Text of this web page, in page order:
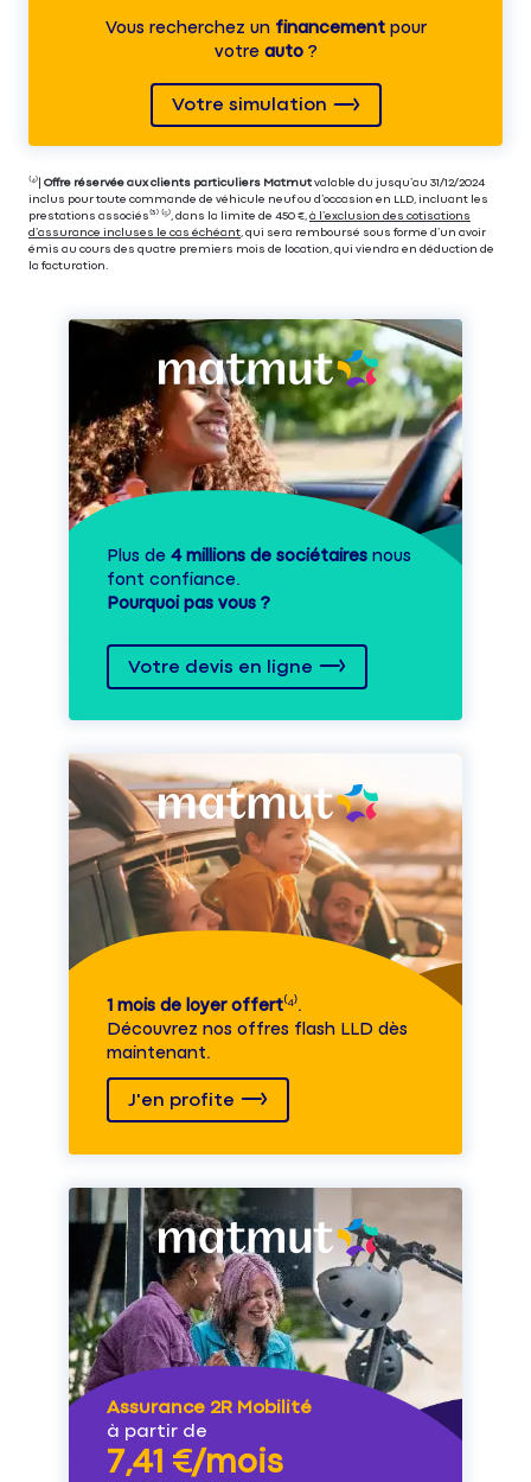
Vous recherchez unfinancementpour
votre auto?
Votre simulation
⁽⁴⁾| Offre réservée aux clients particuliers Matmut valable du jusqu’au 31/12/2024
inclus pour toute commande de véhicule neuf ou d’occasion en LLD, incluant les
prestations associés⁽³⁾ ⁽⁵⁾, dans la limite de 450 €, à l’exclusion des cotisations
d’assurance incluses le cas échéant, qui sera remboursé sous forme d’un avoir
émis au cours des quatre premiers mois de location, qui viendra en déduction de
la facturation.
Plus de 4 millions de sociétaires nous
font confiance.
Pourquoi pas vous ?
Votre devis en ligne
1 mois de loyer offert⁽⁴⁾.
Découvrez nos offres flash LLD dès
maintenant.
J'en profite
Assurance 2R Mobilité
à partir de
7,41 €/mois